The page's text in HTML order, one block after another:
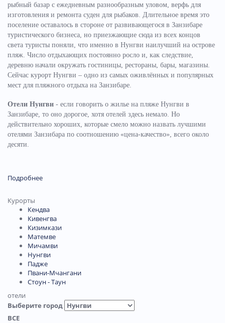
рыбный базар с ежедневным разнообразным уловом, верфь для
изготовления и ремонта суден для рыбаков. Длительное время это
поселение оставалось в стороне от развивающегося в Занзибаре
туристического бизнеса, но приезжающие сюда из всех концов
света туристы поняли, что именно в Нунгви наилучший на острове
пляж. Число отдыхающих постоянно росло и, как следствие,
деревню начали окружать гостиницы, рестораны, бары, магазины.
Сейчас курорт Нунгви – одно из самых оживлённых и популярных
мест для пляжного отдыха на Занзибаре.
Отели Нунгви - если говорить о жилье на пляже Нунгви в
Занзибаре, то оно дорогое, хотя отелей здесь немало. Но
действительно хороших, которые смело можно назвать лучшими
отелями Занзибара по соотношению «цена-качество», всего около
десяти.
Подробнее
Курорты
Кендва
Кивенгва
Кизимкази
Матемве
Мичамви
Нунгви
Падже
Пвани-Мчангани
Стоун - Таун
отели
Выберите город
ВСЕ